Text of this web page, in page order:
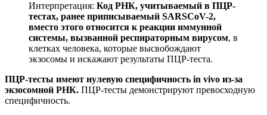
Интерпретация: Код РНК, учитываемый в ПЦР-
тестах, ранее приписываемый SARSCoV-2,
вместо этого относится к реакции иммунной
системы, вызванной респираторным вирусом, в
клетках человека, которые высвобождают
экзосомы и искажают результаты ПЦР-теста.
ПЦР-тесты имеют нулевую специфичность in vivo из-за
экзосомной РНК. ПЦР-тесты демонстрируют превосходную
специфичность.